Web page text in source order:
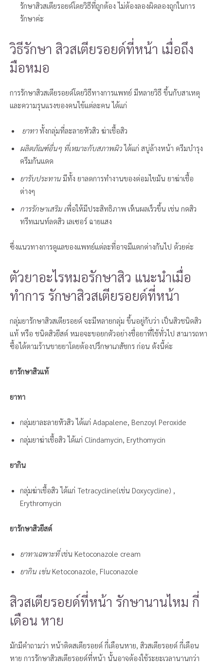
รักษาสิวสเตียรอยด์โดยวิธีที่ถูกต้อง ไม่ต้องลองผิดลองถูกในการ
รักษาค่ะ
วิธีรักษา สิวสเตียรอยด์ที่หน้า เมื่อถึง
มือหมอ
การรักษาสิวสเตียรอยด์โดยวิธีทางการแพทย์ มีหลายวิธี ขึ้นกับสาเหตุ
และความรุนแรงของคนไข้แต่ละคน ได้แก่
ยาทา ทั้งกลุ่มที่ละลายหัวสิว ฆ่าเชื้อสิว
ผลิตภัณฑ์อื่นๆ ที่เหมาะกับสภาพผิวได้แก่ สบู่ล้างหน้า ครีมบำรุง
ครีมกันแดด
ยารับประทานมีทั้ง ยาลดการทำงานของต่อมไขมัน ยาฆ่าเชื้อ
ต่างๆ
การรักษาเสริม เพื่อให้มีประสิทธิภาพ เห็นผลเร็วขึ้น เช่น กดสิว
ทรีทเมนท์ลดสิว เลเซอร์ ฉายแสง
ซึ่งแนวทางการดูแลของแพทย์แต่ละที่อาจมีแตกต่างกันไป ด้วยค่ะ
ตัวยาอะไรหมอรักษาสิว แนะนำเมื่อ
ทำการ รักษาสิวสเตียรอยด์ที่หน้า
กลุ่มยารักษาสิวสเตียรอยด์ จะมีหลายกลุ่ม ขึ้นอยู่กับว่า เป็นสิวชนิดสิว
แท้ หรือ ชนิดสิวยีสต์ หมอจะขอยกตัวอย่างชื่อยาที่ใช้ทั่วไป สามารถหา
ซื้อได้ตามร้านขายยาโดยต้องปรึกษาเภสัชกร ก่อน ดังนี้ค่ะ
ยารักษาสิวแท้
ยาทา
กลุ่มยาละลายหัวสิว ได้แก่ Adapalene, Benzoyl Peroxide
กลุ่มยาฆ่าเชื้อสิว ได้แก่ Clindamycin, Erythomycin
ยากิน
กลุ่มฆ่าเชื้อสิว ได้แก่ Tetracycline(เช่น Doxycycline) ,
Erythromycin
ยารักษาสิวยีสต์
ยาทาเฉพาะที่เช่น Ketoconazole cream
ยากิน เช่นKetoconazole, Fluconazole
สิวสเตียรอยด์ที่หน้า รักษานานไหม กี่
เดือน หาย
มักมีคำถามว่า หน้าติดสเตียรอยด์ กี่เดือนหาย, สิวสเตียรอยด์ กี่เดือน
หาย การรักษาสิวสเตียรอยด์ที่หน้า นั้นอาจต้องใช้ระยะเวลานานกว่า